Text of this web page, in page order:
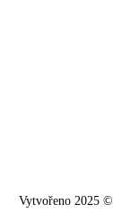
Vytvořeno 2025 ©